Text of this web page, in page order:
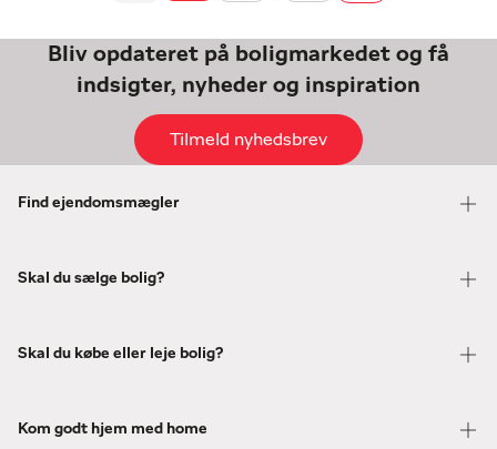
Bliv opdateret på boligmarkedet og få
indsigter, nyheder og inspiration
Tilmeld nyhedsbrev
Find ejendomsmægler
Skal du sælge bolig?
Skal du købe eller leje bolig?
Kom godt hjem med home